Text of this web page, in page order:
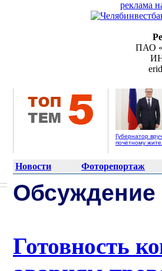
реклама
ПАО
Губернатор
почётному
Новости Фоторепортаж
Готовность